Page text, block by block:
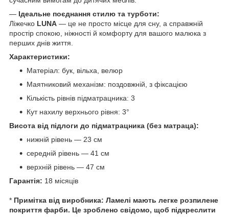
— Ідеальне поєднання стилю та турботи:
Ліжечко LUNA — це не просто місце для сну, а справжній
простір спокою, ніжності й комфорту для вашого малюка з
перших днів життя.
Характеристики:
Матеріал: бук, вільха, велюр
Маятниковий механізм: поздовжній, з фіксацією
Кількість рівнів підматрацника: 3
Кут нахилу верхнього рівня: 3°
Висота від підлоги до підматрацника (без матраца):
нижній рівень — 23 см
середній рівень — 41 см
верхній рівень — 47 см
Гарантія: 18 місяців
* Примітка від виробника: Ламелі мають легке розпилене
покриття фарби. Це зроблено свідомо, щоб підкреслити